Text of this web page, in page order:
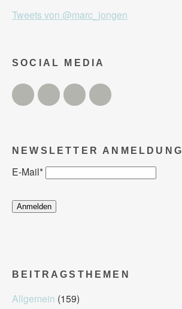
Tweets von @marc_jongen
SOCIAL MEDIA
Twitter FacebookInstagram
NEWSLETTER ANMELDUNG
E-Mail*
BEITRAGSTHEMEN
Allgemein (159)